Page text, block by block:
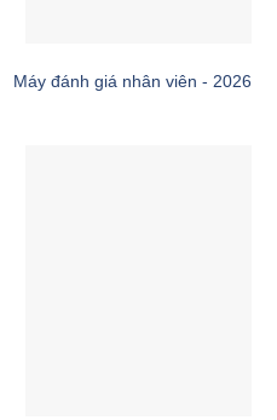
Máy đánh giá nhân viên - 2026